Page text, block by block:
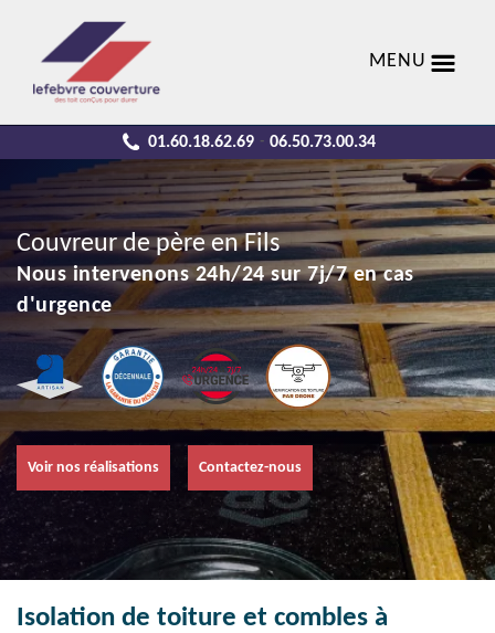
MENU
01.60.18.62.69 - 06.50.73.00.34
Couvreur de père en Fils
Nous intervenons 24h/24 sur 7j/7 en cas
d'urgence
Voir nos réalisations Contactez-nous
Isolation de toiture et combles à